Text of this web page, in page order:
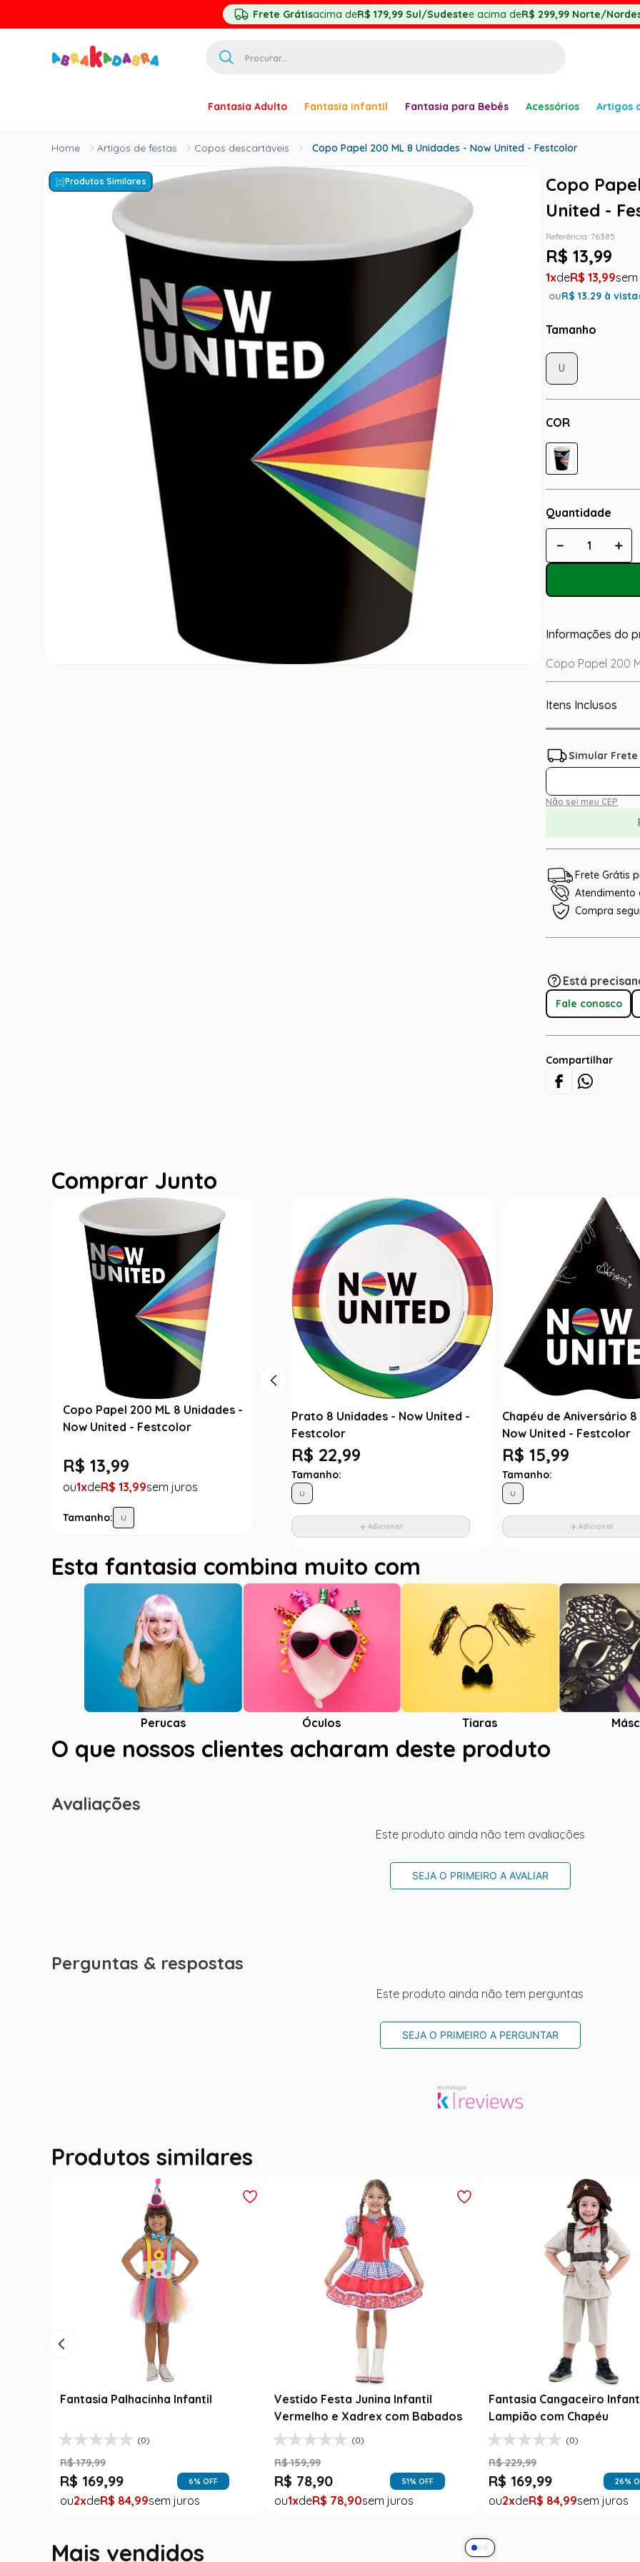
Frete Grátisacima deR$ 179,99 Sul/Sudestee acima deR$ 299,99 Norte/
Fantasia Adulto Fantasia Infantil Fantasia para Bebês Acessórios Artigos
Artigos de festas Copos descartáveis Copo Papel 200 ML 8 Unidades - Now United - Festcolor
Produtos Similares
Copo
United -
Referência: 76385
R$ 13,99
1 R$ 13,99
ouR$13.29 à vista
Tamanho
COR
U
Quantidade
＋
－
Informações do
Copo Papel 200
Itens Inclusos
Não sei meu CEP
Frete Grátis
Atendimento
Compra
Está
Fale conosco
Compartilhar
Comprar Junto
Copo Papel 200 ML 8 Unidades -
Now United - Festcolor
R$ 13,99
1 R$ 13,99
Tamanho: U
Prato 8 Unidades - Now United -
Festcolor
R$ 22,99
Tamanho:
U
Adicionar
Chapéu de Aniversário
Now United - Festcolor
R$ 15,99
Tamanho:
U
Adicionar
Esta fantasia combina muito com
Perucas Óculos Tiaras
O que nossos clientes acharam deste produto
Avaliações
Este produto ainda não tem avaliações
SEJA O PRIMEIRO A AVALIAR
Perguntas & respostas
Este produto ainda não tem perguntas
SEJA O PRIMEIRO A PERGUNTAR
Produtos similares
Junina Infantil
% OFF
Fantasia Cangaceiro Infantil
169 99 % OFF
2 R$ 84
Fantasia Abbey Bominable Luxo
Infantil - Monster High
Outlet
39, 99 % OFF
1 R$ 39
Fantasia
Jardineira
R$ 139,99
R$ 99,
Mais vendidos
princesa
3º
pirata
6º
º
9º
10 º rumi